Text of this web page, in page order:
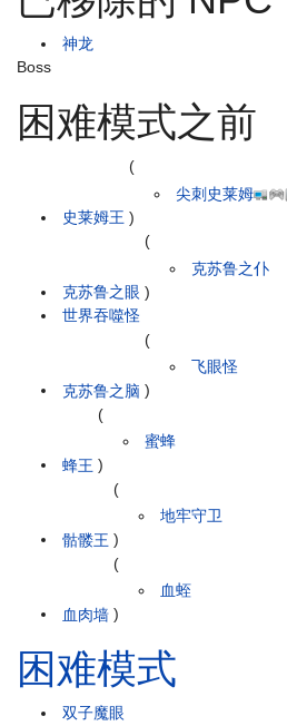
神龙
Boss
困难模式之前
史莱姆王
(
尖刺史莱姆
)
克苏鲁之眼
(
克苏鲁之仆
)
世界吞噬怪
克苏鲁之脑
(
飞眼怪
)
蜂王
(
蜜蜂
)
骷髅王
(
地牢守卫
)
血肉墙
(
血蛭
)
困难模式
双子魔眼